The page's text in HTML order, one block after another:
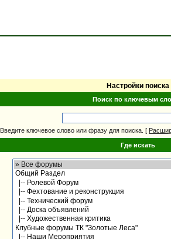
Настройки поиска
Поиск по ключевым
Введите ключевое слово или фразу для поиска. [
Где искать